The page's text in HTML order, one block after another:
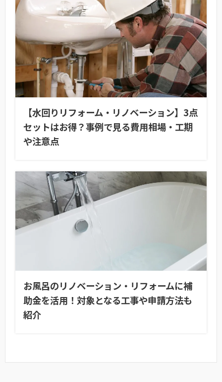
【水回りリフォーム・リノベーション】3点
セットはお得？事例で見る費用相場・工期
や注意点
お風呂のリノベーション・リフォームに補
助金を活用！対象となる工事や申請方法も
紹介